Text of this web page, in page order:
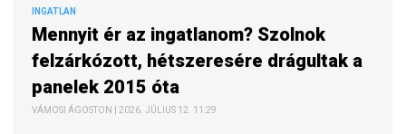
INGATLAN
Mennyit ér az ingatlanom? Szolnok
felzárkózott, hétszeresére drágultak a
panelek 2015 óta
VÁMOSI ÁGOSTON | 2026. JÚLIUS 12. 11:29